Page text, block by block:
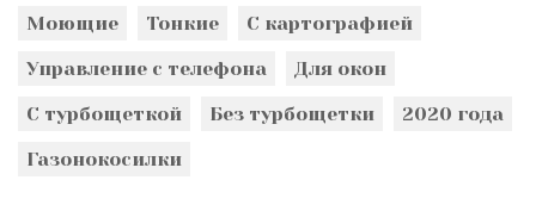
Моющие
Тонкие
С картографией
Управление с телефона
Для окон
С турбощеткой
Без турбощетки
2020 года
Газонокосилки